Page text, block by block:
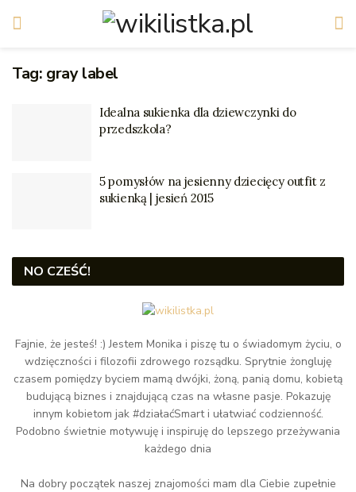
Tag: gray label
Idealna sukienka dla dziewczynki do
przedszkola?
5 pomysłów na jesienny dziecięcy outfit z
sukienką | jesień 2015
NO CZEŚĆ!
Fajnie, że jesteś! :) Jestem Monika i piszę tu o świadomym życiu, o
wdzięczności i filozofii zdrowego rozsądku. Sprytnie żongluję
czasem pomiędzy byciem mamą dwójki, żoną, panią domu, kobietą
budującą biznes i znajdującą czas na własne pasje. Pokazuję
innym kobietom jak #działaćSmart i ułatwiać codzienność.
Podobno świetnie motywuję i inspiruję do lepszego przeżywania
każdego dnia
Na dobry początek naszej znajomości mam dla Ciebie zupełnie